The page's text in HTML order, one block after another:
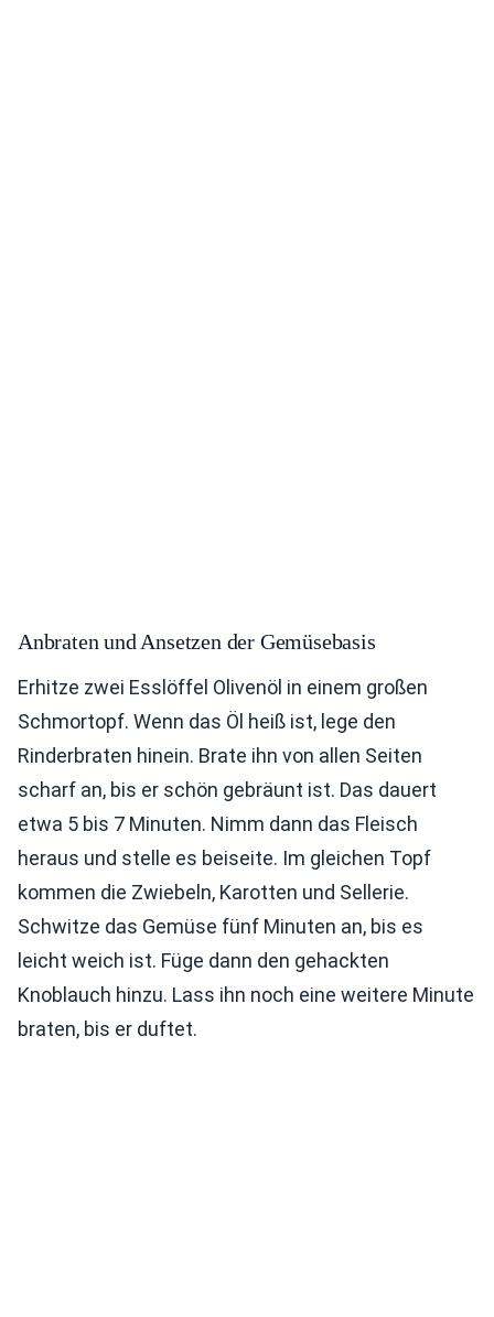
Anbraten und Ansetzen der Gemüsebasis
Erhitze zwei Esslöffel Olivenöl in einem großen
Schmortopf. Wenn das Öl heiß ist, lege den
Rinderbraten hinein. Brate ihn von allen Seiten
scharf an, bis er schön gebräunt ist. Das dauert
etwa 5 bis 7 Minuten. Nimm dann das Fleisch
heraus und stelle es beiseite. Im gleichen Topf
kommen die Zwiebeln, Karotten und Sellerie.
Schwitze das Gemüse fünf Minuten an, bis es
leicht weich ist. Füge dann den gehackten
Knoblauch hinzu. Lass ihn noch eine weitere Minute
braten, bis er duftet.